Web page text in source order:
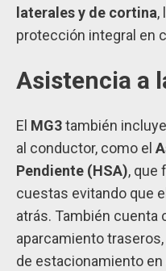
laterales y de cortina,
protección integral en
Asistencia a
El MG3también
al conductor, como el
Pendiente (HSA), que
cuestas evitando que
atrás. También cuenta
aparcamiento
de estacionamiento